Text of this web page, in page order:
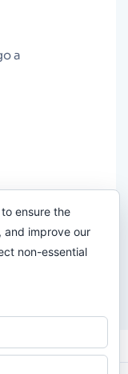
a
ensure the
and improve our
non-essential